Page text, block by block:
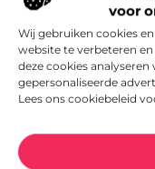
voor
Wij gebruiken cookies
website te verbeteren
deze cookies
gepersonaliseerde
Lees ons cookiebeleid